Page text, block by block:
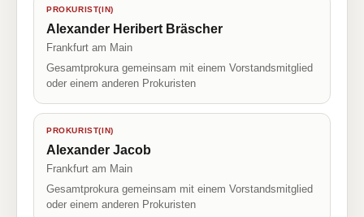
PROKURIST(IN)
Alexander Heribert Bräscher
Frankfurt am Main
Gesamtprokura gemeinsam mit einem Vorstandsmitglied
oder einem anderen Prokuristen
PROKURIST(IN)
Alexander Jacob
Frankfurt am Main
Gesamtprokura gemeinsam mit einem Vorstandsmitglied
oder einem anderen Prokuristen